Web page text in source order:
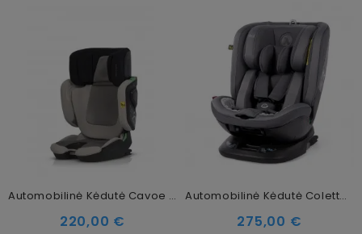
Automobilinė Kėdutė Cavoe Grand Prix Pro I-Size (15-36 Kg), Taupe
220,00 €
Automobilinė Kėdutė Coletto Logos I-SIZE Dark Grey 40-150 Cm (0-36kg)
275,00 €